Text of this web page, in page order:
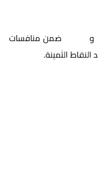
و ضمن منافسات
الثمينة.